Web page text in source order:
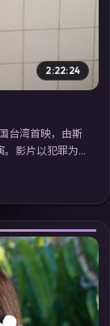
2:22:24
台湾首映，由斯
。影片以犯罪为
影与配乐强化
剧在线看」延
。